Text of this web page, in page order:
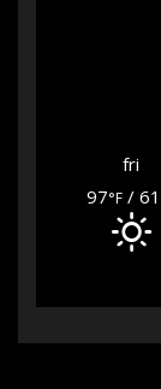
fri
97°F / 61